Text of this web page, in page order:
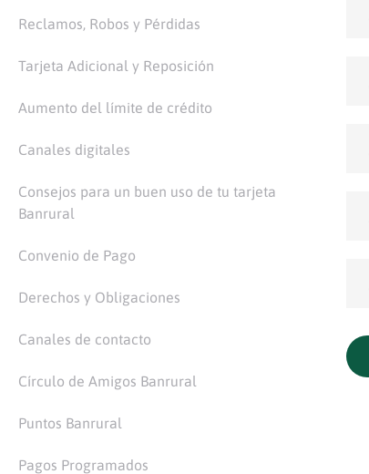
Reclamos, Robos y Pérdidas
Tarjeta Adicional y Reposición
Aumento del límite de crédito
Canales digitales
Consejos para un buen uso de tu tarjeta
Banrural
Convenio de Pago
Derechos y Obligaciones
Canales de contacto
Círculo de Amigos Banrural
Puntos Banrural
Pagos Programados